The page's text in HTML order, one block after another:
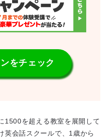
をチェック
1500を超える教室を展開して
英会話スクールで、1歳から